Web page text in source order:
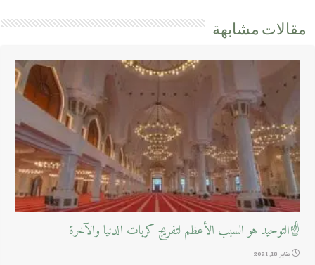
مقالات مشابهة
☝التوحيد هو السبب الأعظم لتفريج كربات الدنيا والآخرة
يناير 18, 2021